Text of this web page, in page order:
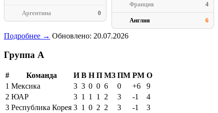
Аргентина 0
Франция 4
Англия 6
Подробнее → Обновлено: 20.07.2026
Группа A
# Команда И В Н П МЗ ПМ РМ О
1 Мексика 3 3 0 0 6 0 +6
9
2 ЮАР 3 1 1 1 2 3 -1
4
3 Республика Корея 3 1 0 2 2 3 -1
3